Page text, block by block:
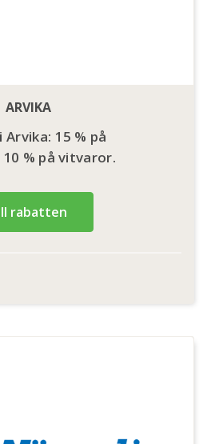
ARVIKA
Arvika: 15 % på
% på vitvaror.
rabatten